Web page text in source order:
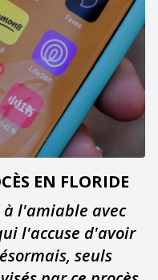
EN FLORIDE
à l'amiable avec
l'accuse d'avoir
seuls